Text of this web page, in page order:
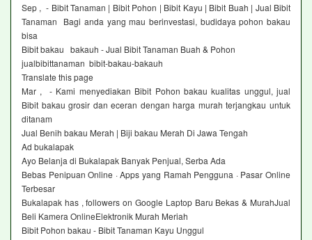
Sep , - Bibit Tanaman | Bibit Pohon | Bibit Kayu | Bibit Buah | Jual Bibit
Tanaman Bagi anda yang mau berinvestasi, budidaya pohon bakau
bisa
Bibit bakau bakauh - Jual Bibit Tanaman Buah & Pohon
jualbibittanaman bibit-bakau-bakauh
Translate this page
Mar , - Kami menyediakan Bibit Pohon bakau kualitas unggul, jual
Bibit bakau grosir dan eceran dengan harga murah terjangkau untuk
ditanam
Jual Benih bakau Merah | Biji bakau Merah Di Jawa Tengah‎
Ad bukalapak ‎
Ayo Belanja di Bukalapak Banyak Penjual, Serba Ada
Bebas Penipuan Online · Apps yang Ramah Pengguna · Pasar Online
Terbesar
Bukalapak has , followers on Google Laptop Baru Bekas & MurahJual
Beli Kamera OnlineElektronik Murah Meriah
Bibit Pohon bakau - Bibit Tanaman Kayu Unggul‎